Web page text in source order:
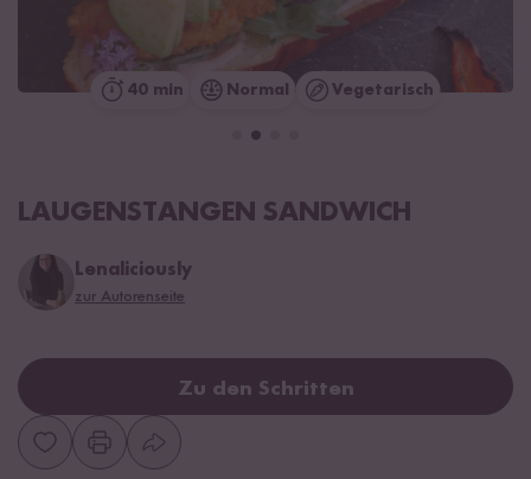
40 min Normal Vegetarisch
LAUGENSTANGEN SANDWICH
Lenaliciously
zur Autorenseite
Zu den Schritten